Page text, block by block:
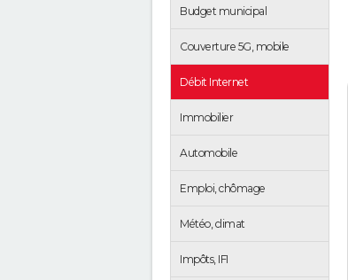
Budget municipal
Couverture 5G, mobile
Débit Internet
Immobilier
Automobile
Emploi, chômage
Météo, climat
Impôts, IFI